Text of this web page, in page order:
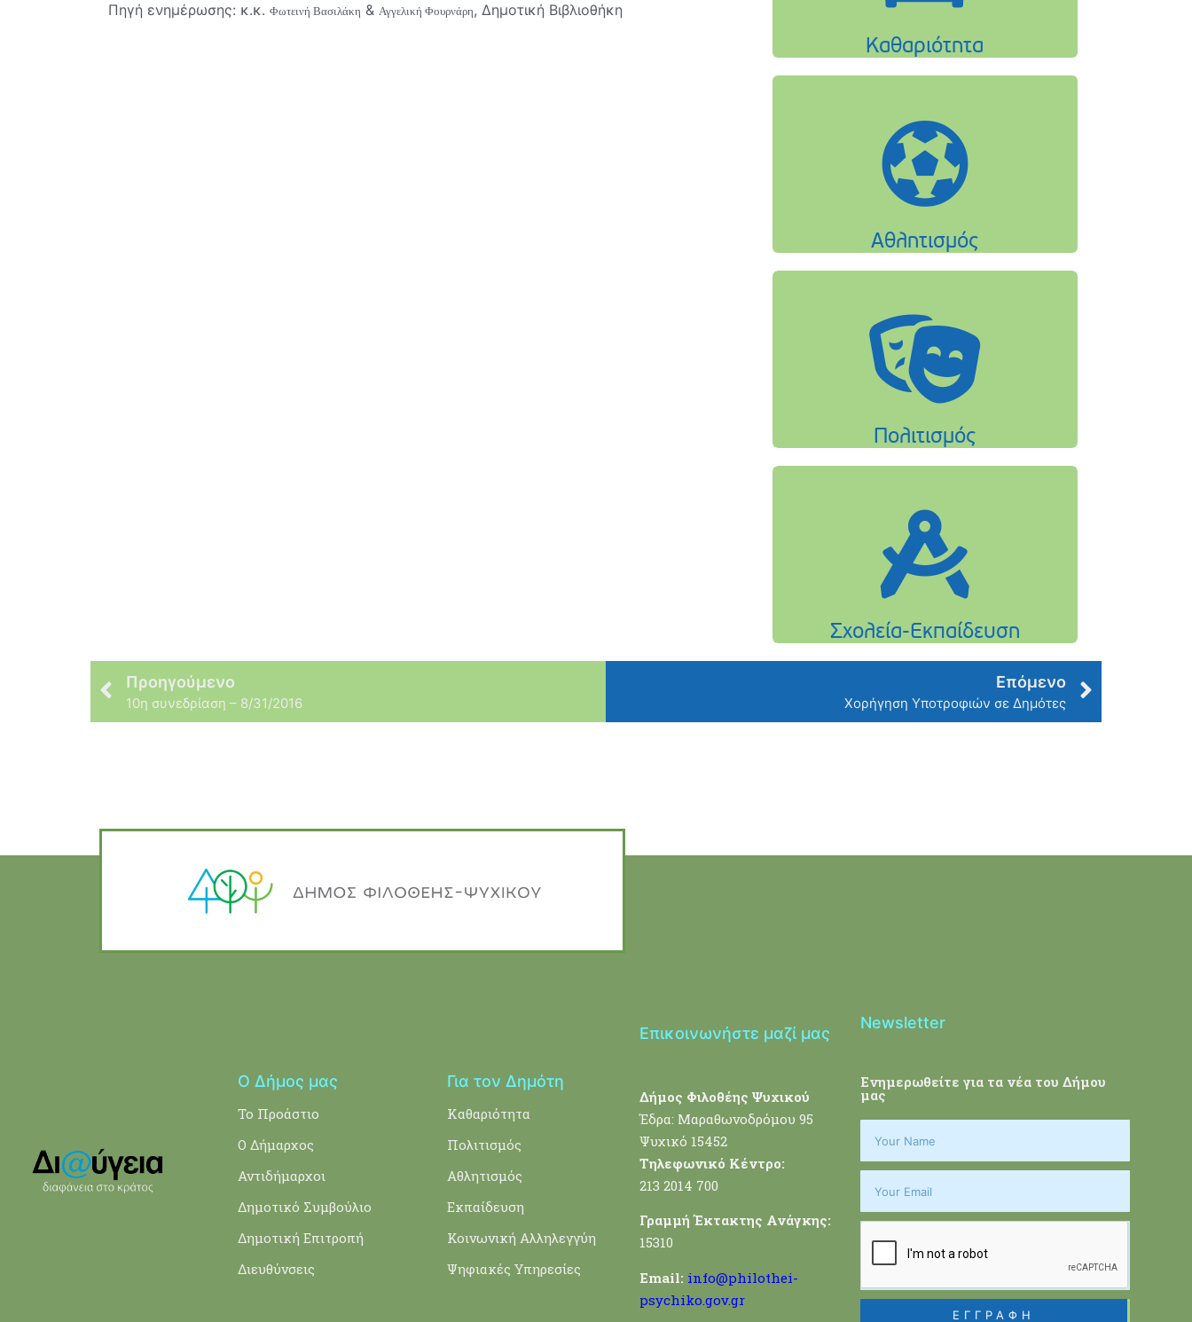
Πηγή ενημέρωσης: κ.κ. Φωτεινή Βασιλάκη & Αγγελική Φουρνάρη, Δημοτική Βιβλιοθήκη
Προηγούμενο
10η συνεδρίαση – 8/31/2016
Επόμενο
Χορήγηση Υποτροφιών σε Δημότες
Ο Δήμος μας
Το Προάστιο
Ο Δήμαρχος
Αντιδήμαρχοι
Δημοτικό Συμβούλιο
Δημοτική Επιτροπή
Διευθύνσεις
Για τον Δημότη
Καθαριότητα
Πολιτισμός
Αθλητισμός
Εκπαίδευση
Κοινωνική Αλληλεγγύη
Ψηφιακές Υπηρεσίες
Επικοινωνήστε μαζί μας
Δήμος Φιλοθέης Ψυχικού
Έδρα: Μαραθωνοδρόμου 95
Ψυχικό 15452
Τηλεφωνικό Κέντρο:
213 2014 700
Γραμμή Έκτακτης Ανάγκης:
15310
Email: info@philothei-
psychiko.gov.gr
Newsletter
Ενημερωθείτε για τα νέα του Δήμου
μας
ΕΓΓΡΑΦΗ